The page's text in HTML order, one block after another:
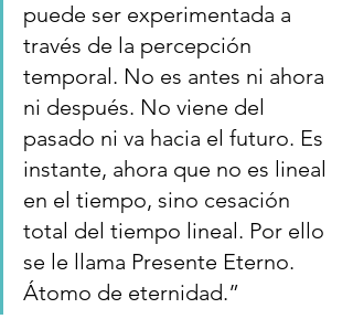
puede ser experimentada a
través de la percepción
temporal. No es antes ni ahora
ni después. No viene del
pasado ni va hacia el futuro. Es
instante, ahora que no es lineal
en el tiempo, sino cesación
total del tiempo lineal. Por ello
se le llama Presente Eterno.
Átomo de eternidad.”